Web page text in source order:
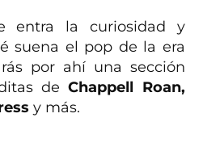
entra la curiosidad y
suena el pop de la era
por ahí una sección
deChappell Roan,
y más.